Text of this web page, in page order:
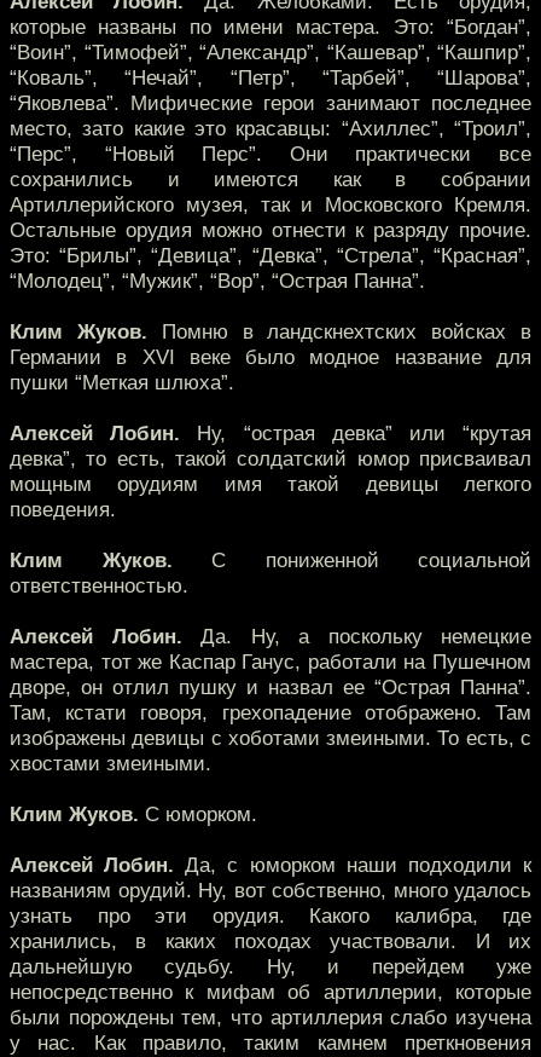
которые названы по имени мастера. Это: “Богдан”,
“Воин”, “Тимофей”, “Александр”, “Кашевар”, “Кашпир”,
“Коваль”, “Нечай”, “Петр”, “Тарбей”, “Шарова”,
“Яковлева”. Мифические герои занимают последнее
место, зато какие это красавцы: “Ахиллес”, “Троил”,
“Перс”, “Новый Перс”. Они практически все
сохранились и имеются как в собрании
Артиллерийского музея, так и Московского Кремля.
Остальные орудия можно отнести к разряду прочие.
Это: “Брилы”, “Девица”, “Девка”, “Стрела”, “Красная”,
“Молодец”, “Мужик”, “Вор”, “Острая Панна”.
Клим Жуков. Помню в ландскнехтских войсках в
Германии в XVI веке было модное название для
пушки “Меткая шлюха”.
Алексей Лобин. Ну, “острая девка” или “крутая
девка”, то есть, такой солдатский юмор присваивал
мощным орудиям имя такой девицы легкого
поведения.
Клим Жуков. С пониженной социальной
ответственностью.
Алексей Лобин. Да. Ну, а поскольку немецкие
мастера, тот же Каспар Ганус, работали на Пушечном
дворе, он отлил пушку и назвал ее “Острая Панна”.
Там, кстати говоря, грехопадение отображено. Там
изображены девицы с хоботами змеиными. То есть, с
хвостами змеиными.
Клим Жуков. С юморком.
Алексей Лобин. Да, с юморком наши подходили к
названиям орудий. Ну, вот собственно, много удалось
узнать про эти орудия. Какого калибра, где
хранились, в каких походах участвовали. И их
дальнейшую судьбу. Ну, и перейдем уже
непосредственно к мифам об артиллерии, которые
были порождены тем, что артиллерия слабо изучена
у нас. Как правило, таким камнем преткновения